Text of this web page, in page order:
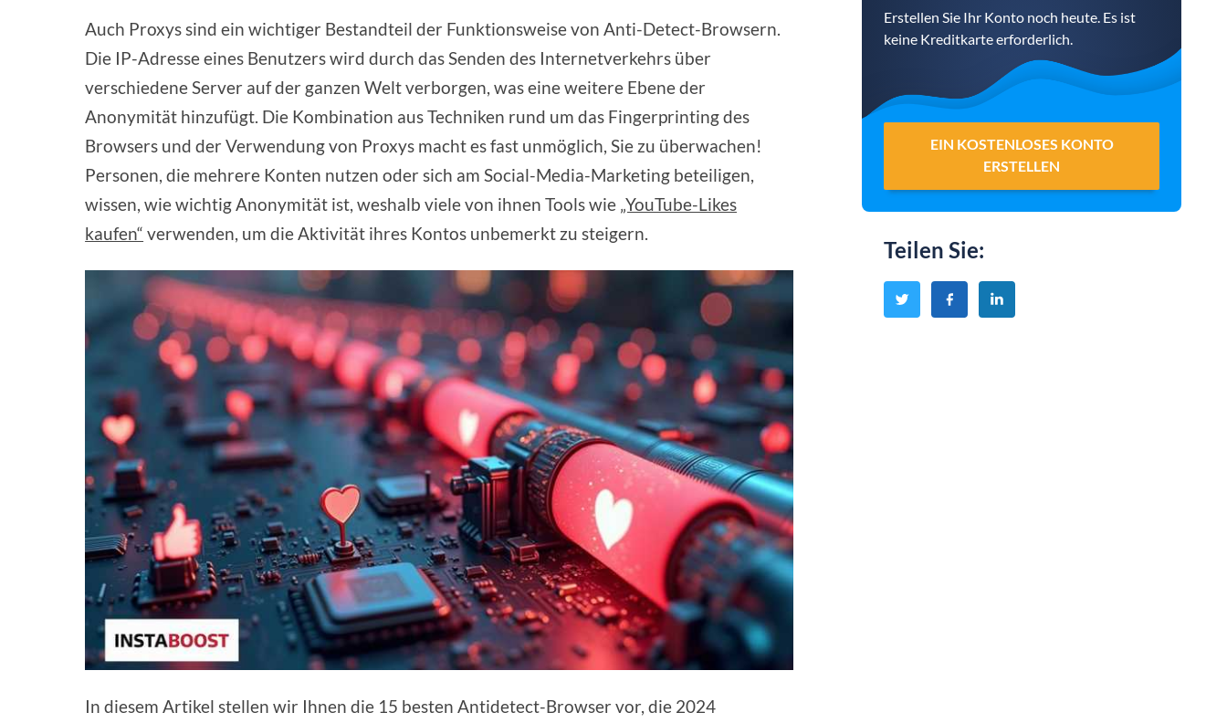
Auch Proxys sind ein wichtiger Bestandteil der Funktionsweise von Anti-Detect-Browsern.
Die IP-Adresse eines Benutzers wird durch das Senden des Internetverkehrs über
verschiedene Server auf der ganzen Welt verborgen, was eine weitere Ebene der
Anonymität hinzufügt. Die Kombination aus Techniken rund um das Fingerprinting des
Browsers und der Verwendung von Proxys macht es fast unmöglich, Sie zu überwachen!
Personen, die mehrere Konten nutzen oder sich am Social-Media-Marketing beteiligen,
wissen, wie wichtig Anonymität ist, weshalb viele von ihnen Tools wie „YouTube-Likes
kaufen“ verwenden, um die Aktivität ihres Kontos unbemerkt zu steigern.
In diesem Artikel stellen wir Ihnen die 15 besten Antidetect-Browser vor, die 2024
Erstellen Sie Ihr Konto noch heute. Es ist
keine Kreditkarte erforderlich.
EIN KOSTENLOSES KONTO
ERSTELLEN
Teilen Sie: